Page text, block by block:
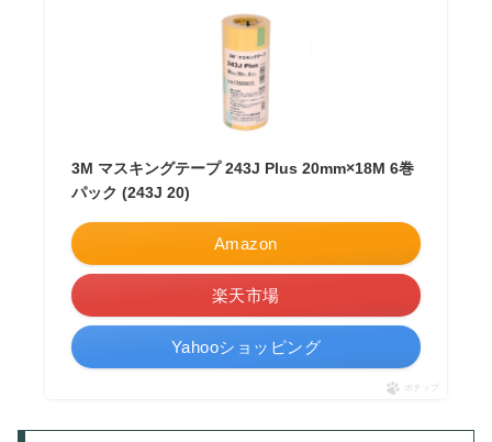
3M マスキングテープ 243J Plus 20mm×18M 6巻
パック (243J 20)
Amazon
楽天市場
Yahooショッピング
ポチップ